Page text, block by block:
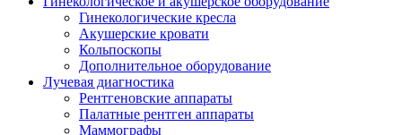
Гинекологические кресла
Акушерские кровати
Кольпоскопы
Дополнительное оборудование
Лучевая диагностика
Рентгеновские аппараты
Палатные рентген аппараты
Маммографы